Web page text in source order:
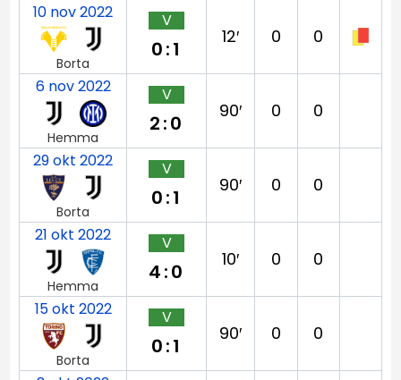
10 nov 2022
Borta
V
0:1
12′ 0 0
6 nov 2022
Hemma
V
2:0
90′ 0 0
29 okt 2022
Borta
V
0:1
90′ 0 0
21 okt 2022
Hemma
V
4:0
10′ 0 0
15 okt 2022
Borta
V
0:1
90′ 0 0